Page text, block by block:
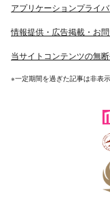
アプリケーションプライ
情報提供・広告掲載・お
当サイトコンテンツの無
※一定期間を過ぎた記事は非表